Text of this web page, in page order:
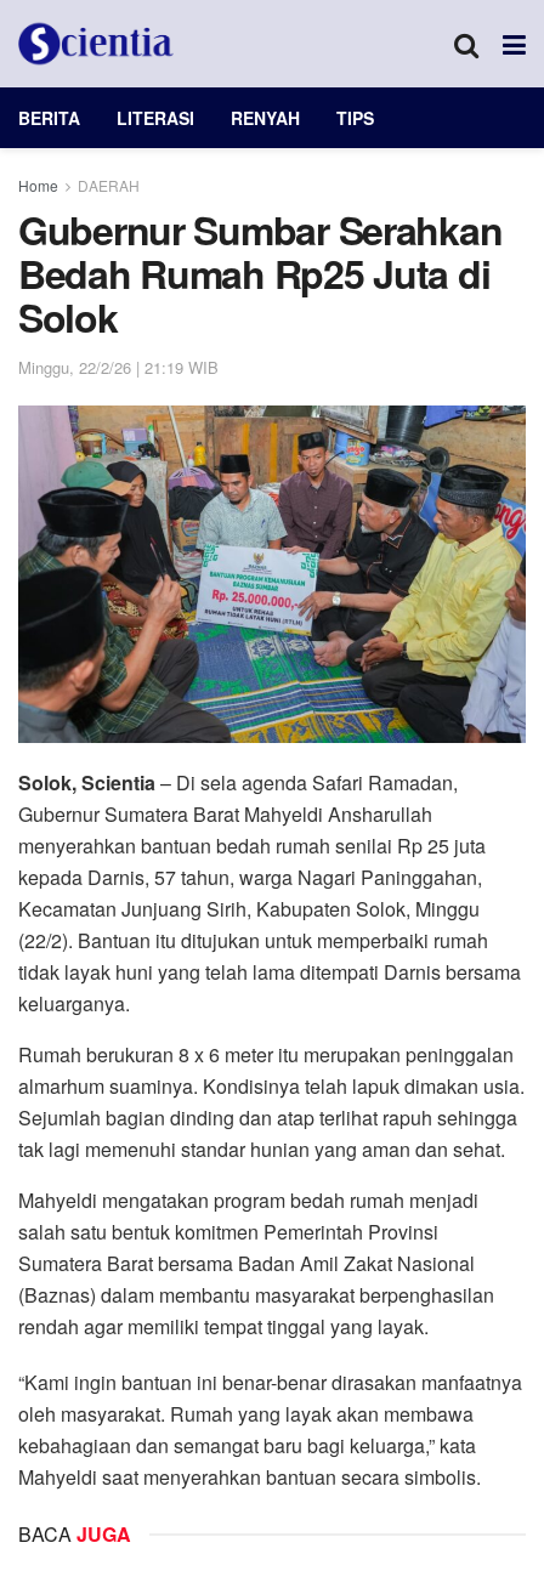
BERITA LITERASI RENYAH TIPS
Home DAERAH
Gubernur Sumbar Serahkan
Bedah Rumah Rp25 Juta di
Solok
Minggu, 22/2/26 | 21:19 WIB
Solok, Scientia– Di sela agenda Safari Ramadan,
Gubernur Sumatera Barat Mahyeldi Ansharullah
menyerahkan bantuan bedah rumah senilai Rp 25 juta
kepada Darnis, 57 tahun, warga Nagari Paninggahan,
Kecamatan Junjuang Sirih, Kabupaten Solok, Minggu
(22/2). Bantuan itu ditujukan untuk memperbaiki rumah
tidak layak huni yang telah lama ditempati Darnis bersama
keluarganya.
Rumah berukuran 8 x 6 meter itu merupakan peninggalan
almarhum suaminya. Kondisinya telah lapuk dimakan usia.
Sejumlah bagian dinding dan atap terlihat rapuh sehingga
tak lagi memenuhi standar hunian yang aman dan sehat.
Mahyeldi mengatakan program bedah rumah menjadi
salah satu bentuk komitmen Pemerintah Provinsi
Sumatera Barat bersama Badan Amil Zakat Nasional
(Baznas) dalam membantu masyarakat berpenghasilan
rendah agar memiliki tempat tinggal yang layak.
“Kami ingin bantuan ini benar-benar dirasakan manfaatnya
oleh masyarakat. Rumah yang layak akan membawa
kebahagiaan dan semangat baru bagi keluarga,” kata
Mahyeldi saat menyerahkan bantuan secara simbolis.
BACAJUGA